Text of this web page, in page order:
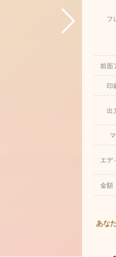
フ
前面
印
出
エデ
金額
あな